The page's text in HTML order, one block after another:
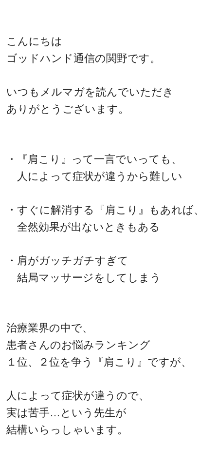
こんにちは
ゴッドハンド通信の関野です。
いつもメルマガを読んでいただき
ありがとうございます。
・『肩こり』って一言でいっても、
人によって症状が違うから難しい
・すぐに解消する『肩こり』もあれば、
全然効果が出ないときもある
・肩がガッチガチすぎて
結局マッサージをしてしまう
治療業界の中で、
患者さんのお悩みランキング
１位、２位を争う『肩こり』ですが、
人によって症状が違うので、
実は苦手…という先生が
結構いらっしゃいます。